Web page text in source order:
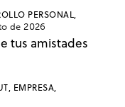
PERSONAL,
de 2026
tus amistades
EMPRESA,